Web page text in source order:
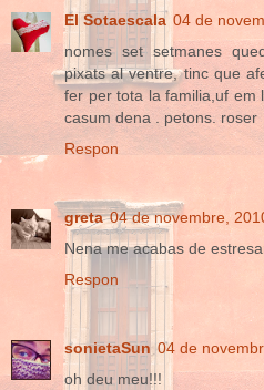
El Sotaescala 04 de
nomes set setmanes
pixats al ventre, tinc que
fer per tota la familia,uf em
casum dena . petons. roser
Respon
greta 04 de novembre,
Nena me acabas de
Respon
sonietaSun 04 de
oh deu meu!!!